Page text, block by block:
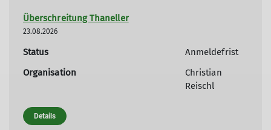
Überschreitung Thaneller
23.08.2026
Status
Anmeldefrist
Organisation
Christian
Reischl
Details